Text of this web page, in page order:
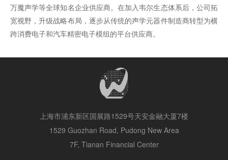
万魔声学等全球知名企业供应商。在加入韦尔生态体系后，公司拓
宽视野，升级战略布局，逐步从传统的声学元器件制造商转型为横
跨消费电子和汽车精密电子模组的平台供应商。
上海市浦东新区国展路1529号天安金融大厦7楼
1529 Guozhan Road, Pudong New Area
7F, Tianan Financial Center